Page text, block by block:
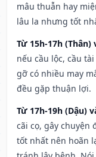
mâu thuẫn hay
lâu la nhưng tốt
Từ 15h-17h (Thân)
nếu cầu lộc, cầu
gỡ có nhiều may
đều gặp thuận lợi.
Từ 17h-19h (Dậu)
cãi cọ, gây chuyện
tốt nhất nên hoãn